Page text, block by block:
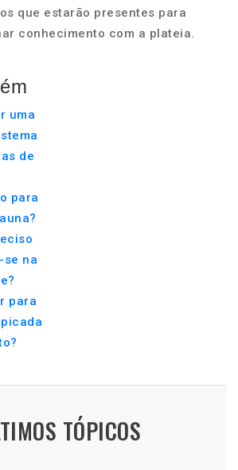
que estarão presentes para
conhecimento com a plateia.
uma
de
para
se na
para
TÓPICOS